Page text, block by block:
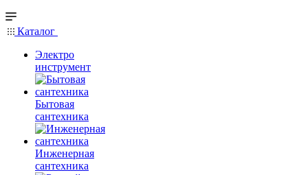
Каталог
Электро
инструмент
Бытовая
сантехника
Инженерная
сантехника